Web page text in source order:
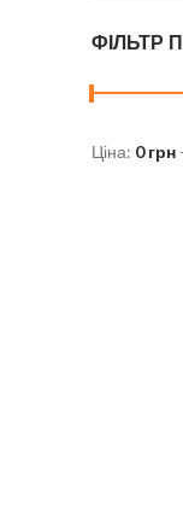
ФІЛЬТР
Мінімальна
Найбільша
Ціна: 0 грн